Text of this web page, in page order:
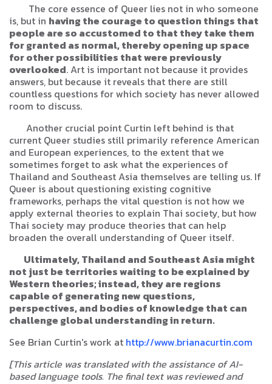
The core essence of Queer lies not in who someone
is, but in having the courage to question things that
people are so accustomed to that they take them
for granted as normal, thereby opening up space
for other possibilities that were previously
overlooked. Art is important not because it provides
answers, but because it reveals that there are still
countless questions for which society has never allowed
room to discuss.
Another crucial point Curtin left behind is that
current Queer studies still primarily reference American
and European experiences, to the extent that we
sometimes forget to ask what the experiences of
Thailand and Southeast Asia themselves are telling us. If
Queer is about questioning existing cognitive
frameworks, perhaps the vital question is not how we
apply external theories to explain Thai society, but how
Thai society may produce theories that can help
broaden the overall understanding of Queer itself.
Ultimately, Thailand and Southeast Asia might
not just be territories waiting to be explained by
Western theories; instead, they are regions
capable of generating new questions,
perspectives, and bodies of knowledge that can
challenge global understanding in return.
See Brian Curtin's work at http://www.brianacurtin.com
[This article was translated with the assistance of AI-
based language tools. The final text was reviewed and